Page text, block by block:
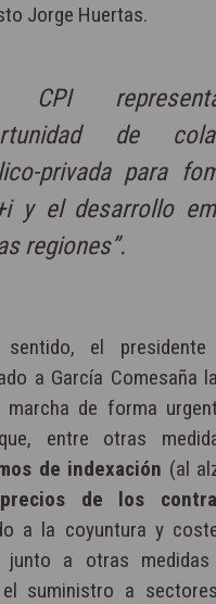
Jorge Huertas.
CPI
de
privada para
y el desarrollo
regiones”.
el
a García Comesaña
marcha de forma
entre otras
de indexación (al
precios de los
a la coyuntura y
junto a otras medidas
suministro a